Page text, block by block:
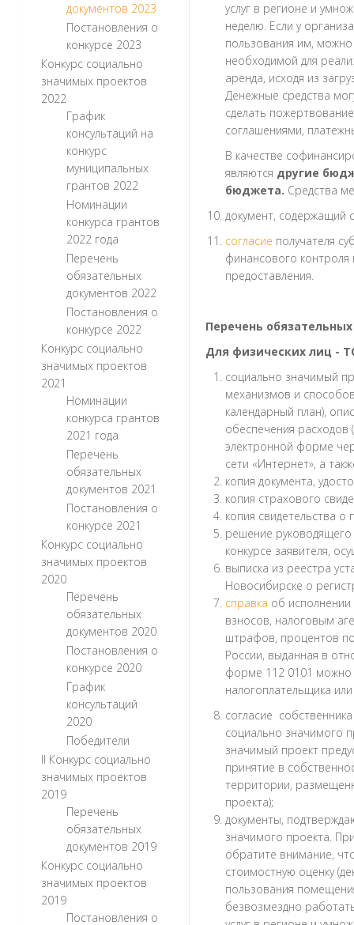
документов 2023
Постановления о
конкурсе 2023
Конкурс социально
значимых проектов
2022
График
консультаций на
конкурс
муниципальных
грантов 2022
Номинации
конкурса грантов
2022 года
Перечень
обязательных
документов 2022
Постановления о
конкурсе 2022
Конкурс социально
значимых проектов
2021
Номинации
конкурса грантов
2021 года
Перечень
обязательных
документов 2021
Постановления о
конкурсе 2021
Конкурс социально
значимых проектов
2020
Перечень
обязательных
документов 2020
Постановления о
конкурсе 2020
График
консультаций
2020
Победители
II Конкурс социально
значимых проектов
2019
Перечень
обязательных
документов 2019
Конкурс социально
значимых проектов
2019
Постановления о
услуг в регионе и
неделю. Если у
пользования им, можно
необходимой для
аренда, исходя из
Денежные средства
сделать
соглашениями,
В качестве
являются другие
бюджета. Средства
документ, содержащий
согласие получателя
финансового контроля
предоставления.
Перечень
Для физических лиц -
социально значимый
механизмов и
календарный план),
обеспечения
электронной форме
сети «Интернет», а
копия документа,
копия страхового
копия свидетельства
решение
конкурсе заявителя,
выписка из реестра
Новосибирске о
справка об
взносов, налоговым
штрафов, процентов
России, выданная в
форме 112 0101 можно
налогоплательщика
согласие
социально значимого
значимый проект
принятие в
территории,
проекта);
документы,
значимого проекта.
обратите внимание,
стоимостную оценку
пользования
безвозмездно